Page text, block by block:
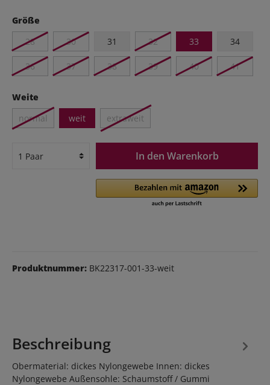
Größe
28
30 31 32 33 34
36 37 38 39 40 41
Weite
normal
weit extraweit
In den Warenkorb
Produktnummer: BK22317-001-33-weit
Beschreibung
Obermaterial: dickes Nylongewebe Innen: dickes
Nylongewebe Außensohle: Schaumstoff / Gummi